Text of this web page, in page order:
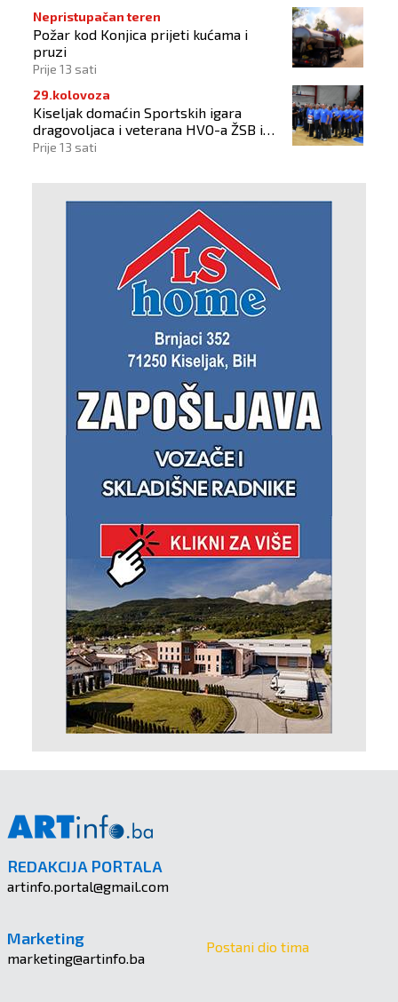
Nepristupačan teren
Požar kod Konjica prijeti kućama i
pruzi
Prije 13 sati
29.kolovoza
Kiseljak domaćin Sportskih igara
dragovoljaca i veterana HVO-a ŽSB i
Dana branitelja
Prije 13 sati
REDAKCIJA PORTALA
artinfo.portal@gmail.com
Marketing
marketing@artinfo.ba
Postani dio tima